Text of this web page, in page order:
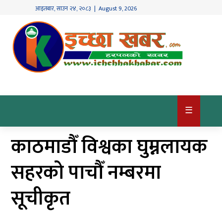
आइतबार,साउन २४, २०८३ | August 9, 2026
गृहपृष्ठ
देश
/
विश्व
खबर
अर्थ
कृषि
खेलकुद
☰
काठमाडौँ विश्वका घुम्नलायक
सहरको पाचौँ नम्बरमा
सूचीकृत